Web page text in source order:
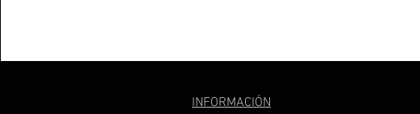
INFORMACIÓN